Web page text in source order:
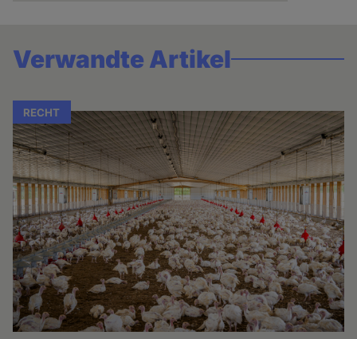
Verwandte Artikel
RECHT